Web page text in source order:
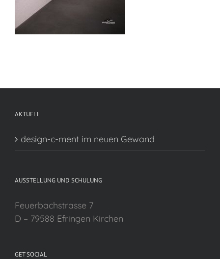
AKTUELL
design-c-ment im neuen Gewand
AUSSTELLUNG UND SCHULUNG
Feuerbachstrasse 7
D – 79588 Efringen Kirchen
GET SOCIAL